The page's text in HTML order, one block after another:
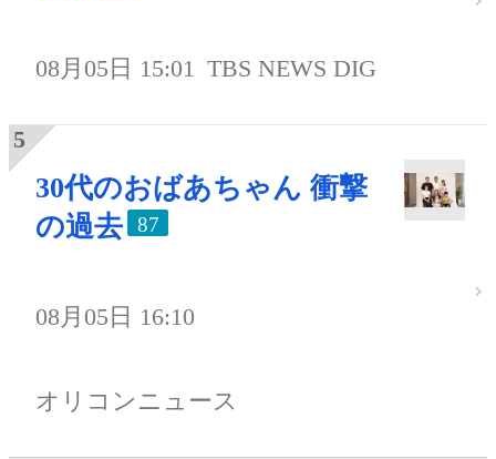
08月05日 15:01 TBS NEWS DIG
30代のおばあちゃん 衝撃
の過去
87
08月05日 16:10
オリコンニュース